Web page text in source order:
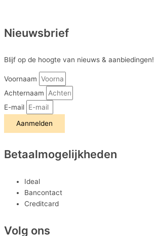
Nieuwsbrief
Blijf op de hoogte van nieuws & aanbiedingen!
Voornaam
Achternaam
E-mail
Aanmelden
Betaalmogelijkheden
Ideal
Bancontact
Creditcard
Volg ons